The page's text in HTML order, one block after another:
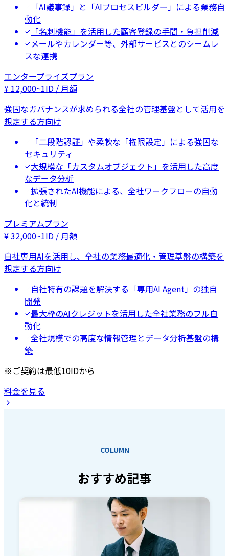
「AI議事録」と「AIプロセスビルダー」による業務自
動化
「名刺機能」を活用した顧客登録の手間・負担削減
メールやカレンダー等、外部サービスとのシームレ
スな連携
エンタープライズプラン
¥ 12,000~1ID / 月額
強固なガバナンスが求められる全社の管理基盤として活用を
想定する方向け
「二段階認証」や柔軟な「権限設定」による強固な
セキュリティ
大規模な「カスタムオブジェクト」を活用した高度
なデータ分析
拡張されたAI機能による、全社ワークフローの自動
化と統制
プレミアムプラン
¥32,000~1ID / 月額
自社専用AIを活用し、全社の業務最適化・管理基盤の構築を
想定する方向け
自社特有の課題を解決する「専用AI Agent」の独自
開発
最大枠のAIクレジットを活用した全社業務のフル自
動化
全社規模での高度な情報管理とデータ分析基盤の構
築
※ご契約は最低10IDから
料金を見る
COLUMN
おすすめ記事